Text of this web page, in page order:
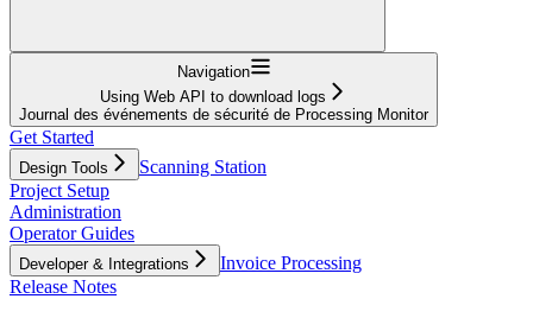
Navigation
Using Web API to download logs
Journal des événements de sécurité de Processing Monitor
Get Started
Design Tools
Scanning Station
Project Setup
Administration
Operator Guides
Developer & Integrations
Invoice Processing
Release Notes